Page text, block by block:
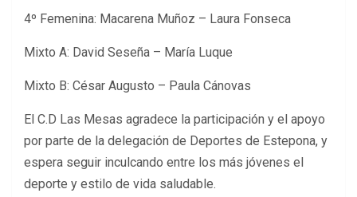
4º Femenina: Macarena Muñoz – Laura Fonseca
Mixto A: David Seseña – María Luque
Mixto B: César Augusto – Paula Cánovas
El C.D Las Mesas agradece la participación y el apoyo
por parte de la delegación de Deportes de Estepona, y
espera seguir inculcando entre los más jóvenes el
deporte y estilo de vida saludable.